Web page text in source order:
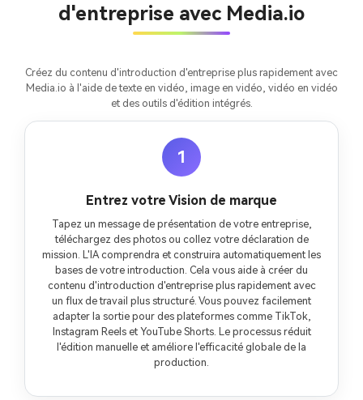
d'entreprise avec Media.io
Créez du contenu d'introduction d'entreprise plus rapidement avec
Media.io à l'aide de texte en vidéo, image en vidéo, vidéo en vidéo
et des outils d'édition intégrés.
1
Entrez votre Vision de marque
Tapez un message de présentation de votre entreprise,
téléchargez des photos ou collez votre déclaration de
mission. L'IA comprendra et construira automatiquement les
bases de votre introduction. Cela vous aide à créer du
contenu d'introduction d'entreprise plus rapidement avec
un flux de travail plus structuré. Vous pouvez facilement
adapter la sortie pour des plateformes comme TikTok,
Instagram Reels et YouTube Shorts. Le processus réduit
l'édition manuelle et améliore l'efficacité globale de la
production.
Créer Gratuitement